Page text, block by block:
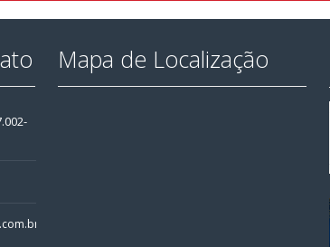
Mapa de Localização